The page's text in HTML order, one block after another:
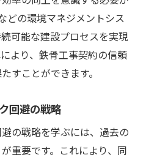
ト計画の策定
体例と効果
応体制構築
後のリスク評価
視と改善活動
工事契約の成功要因
プロジェクトの共通点
どの環境マネジメントシス
可能な建設プロセスを実現
より、鉄骨工事契約の信頼
すことができます。
回避の戦略
の戦略を学ぶには、過去の
重要です。これにより、同